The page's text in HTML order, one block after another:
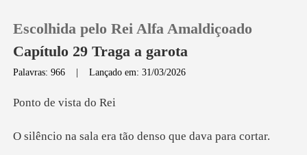
Loja
Escolhida pelo Rei Alfa Amaldiçoado
Capítulo 29 Traga a garota
Palavras: 966 |Lançado em: 31/03/2026
e vista
era tão denso que